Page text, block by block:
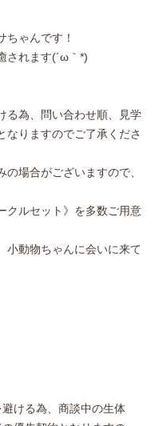
ちゃんです！
されます(´ω｀*)
る為、問い合わせ順、見学
なりますのでご了承くださ
場合がございますので、
クルセット》を多数ご用意
小動物ちゃんに会いに来て
ける為、商談中の生体